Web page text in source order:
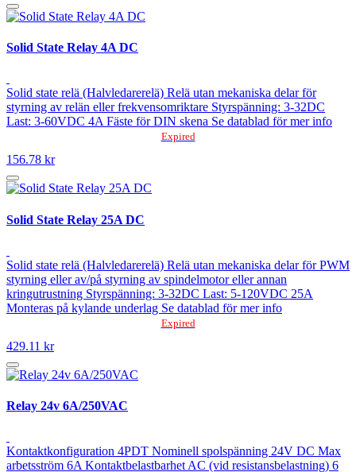
Solid State Relay 4A DC
Solid state relä (Halvledarerelä) Relä utan mekaniska delar för
styrning av relän eller frekvensomriktare Styrspänning: 3-32DC
Last: 3-60VDC 4A Fäste för DIN skena Se datablad för mer info
Expired
156.78 kr
Solid State Relay 25A DC
Solid state relä (Halvledarerelä) Relä utan mekaniska delar för PWM
styrning eller av/på styrning av spindelmotor eller annan
kringutrustning Styrspänning: 3-32DC Last: 5-120VDC 25A
Monteras på kylande underlag Se datablad för mer info
Expired
429.11 kr
Relay 24v 6A/250VAC
Kontaktkonfiguration 4PDT Nominell spolspänning 24V DC Max
arbetsström 6A Kontaktbelastbarhet AC (vid resistansbelastning) 6